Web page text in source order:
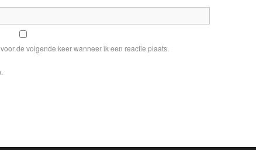
de volgende keer wanneer ik een reactie plaats.